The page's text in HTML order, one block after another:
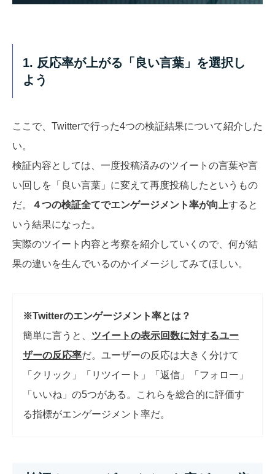
1. 反応率が上がる「良い言葉」を選択し
よう
ここで、Twitterで行った4つの検証結果について紹介した
い。
検証内容としては、一度投稿済みのツイートの言葉や言
い回しを「良い言葉」に変えて再度投稿したというもの
だ。
４つの検証全てでエンゲージメント率が向上すると
いう結果になった。
実際のツイート内容と考察を紹介していくので、何が結
果の違いを生んでいるのかイメージしてみてほしい。
※Twitterのエンゲージメント率とは？
簡単に言うと、 ツイートの表示回数に対するユー
ザーの反応率だ。ユーザーの反応は大きく分けて
「クリック」「リツイート」「返信」「フォロー」
「いいね」の5つがある。これらを総合的に評価す
る指標がエンゲージメント率だ。